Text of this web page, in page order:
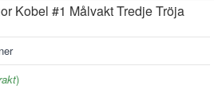
Kobel #1 Målvakt Tredje Tröja
)